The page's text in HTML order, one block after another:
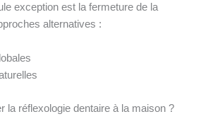
exception est la fermeture de la
alternatives :
la réflexologie dentaire à la maison ?